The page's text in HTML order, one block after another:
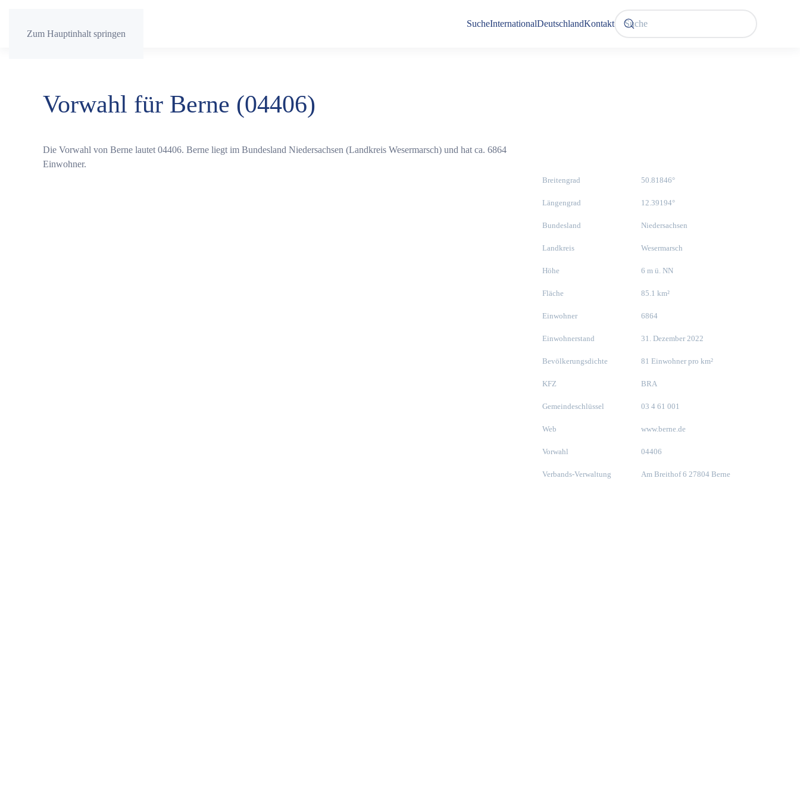
Zum Hauptinhalt springen
SucheInternationalDeutschlandKontakt
Vorwahl für Berne (04406)
Die Vorwahl von Berne lautet 04406. Berne liegt im Bundesland Niedersachsen (Landkreis Wesermarsch) und hat ca. 6864
Einwohner.
Breitengrad 50.81846°
Längengrad 12.39194°
Bundesland Niedersachsen
Landkreis Wesermarsch
Höhe 6 m ü. NN
Fläche 85.1 km²
Einwohner 6864
Einwohnerstand 31. Dezember 2022
Bevölkerungsdichte 81 Einwohner pro km²
KFZ BRA
Gemeindeschlüssel 03 4 61 001
Web www.berne.de
Vorwahl 04406
Verbands-Verwaltung Am Breithof 6 27804 Berne